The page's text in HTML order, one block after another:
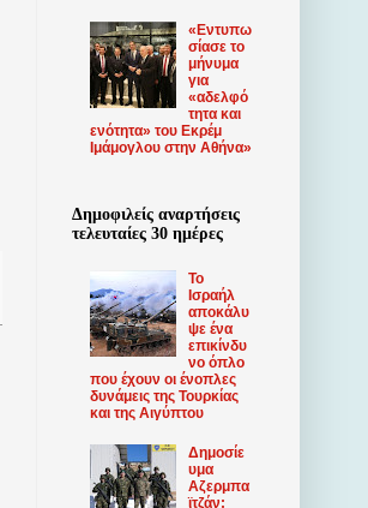
«Εντυπω
σίασε το
μήνυμα
για
«αδελφό
τητα και
ενότητα» του Εκρέμ
Ιμάμογλου στην Αθήνα»
Δημοφιλείς αναρτήσεις
τελευταίες 30 ημέρες
Το
Ισραήλ
αποκάλυ
ψε ένα
επικίνδυ
νο όπλο
που έχουν οι ένοπλες
δυνάμεις της Τουρκίας
και της Αιγύπτου
Δημοσίε
υμα
Αζερμπα
ϊτζάν: